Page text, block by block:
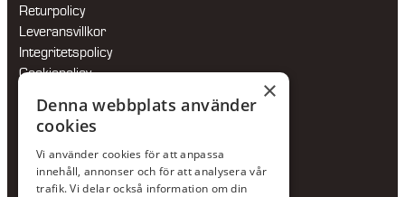
Returpolicy
Leveransvillkor
Integritetspolicy
Cookiepolicy
Jour:073-36 88 87 0
Växel:020-120 29 00
×
Denna webbplats använder
cookies
Vi använder cookies för att anpassa
innehåll, annonser och för att analysera vår
trafik. Vi delar också information om din